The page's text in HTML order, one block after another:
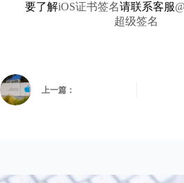
要了解iOS证书签名请联系客服
超级签名
上一篇：